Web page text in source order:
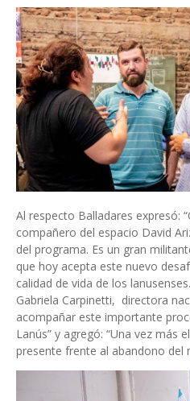
Al respecto Balladares expresó:
compañero del espacio David
del programa. Es un gran
que hoy acepta este nuevo
calidad de vida de los
Gabriela Carpinetti, directora
acompañar este importante
Lanús” y agregó: “Una vez más
presente frente al abandono del